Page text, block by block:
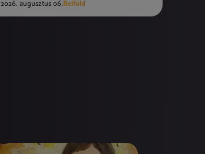
2026. augusztus 06.Belföld